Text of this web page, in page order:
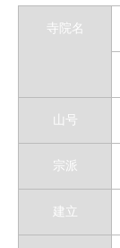
寺院名
山号
宗派
建立